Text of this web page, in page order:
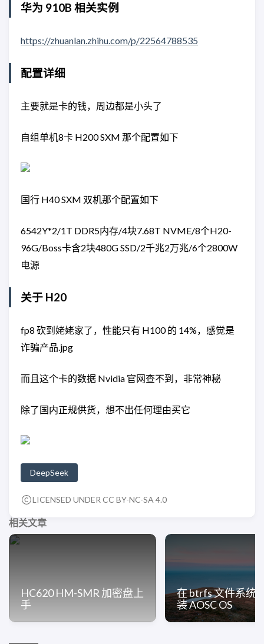
华为 910B 相关实例
https://zhuanlan.zhihu.com/p/22564788535
配置详细
主要就是卡的钱，周边都是小头了
自组单机8卡 H200 SXM 那个配置如下
国行 H40 SXM 双机那个配置如下
6542Y*2/1T DDR5内存/4块7.68T NVME/8个H20-
96G/Boss卡含2块480G SSD/2千兆2万兆/6个2800W
电源
关于 H20
fp8 砍到姥姥家了，性能只有 H100 的 14%，感觉是
诈骗产品.jpg
而且这个卡的数据 Nvidia 官网查不到，非常神秘
除了国内正规供货，想不出任何理由买它
DeepSeek
LICENSED UNDER CC BY-NC-SA 4.0
相关文章
HC620 HM-SMR 加密盘上
手
在 btrfs 文件系统
装 AOSC OS